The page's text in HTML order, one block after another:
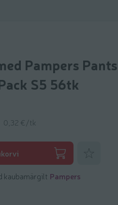
Pampers Pants
S5 56tk
0,32 €/tk
kaubamärgilt Pampers